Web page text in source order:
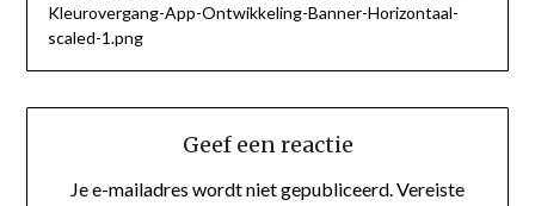
Kleurovergang-App-Ontwikkeling-Banner-Horizontaal-
scaled-1.png
Geef een reactie
Je e-mailadres wordt niet gepubliceerd. Vereiste